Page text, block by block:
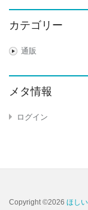
カテゴリー
通販
メタ情報
ログイン
Copyright ©2026 ほし